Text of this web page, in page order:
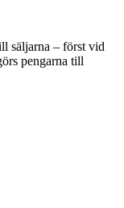
säljarna – först vid
pengarna till